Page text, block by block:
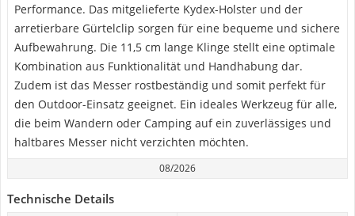
Performance. Das mitgelieferte Kydex-Holster und der
arretierbare Gürtelclip sorgen für eine bequeme und sichere
Aufbewahrung. Die 11,5 cm lange Klinge stellt eine optimale
Kombination aus Funktionalität und Handhabung dar.
Zudem ist das Messer rostbeständig und somit perfekt für
den Outdoor-Einsatz geeignet. Ein ideales Werkzeug für alle,
die beim Wandern oder Camping auf ein zuverlässiges und
haltbares Messer nicht verzichten möchten.
08/2026
Technische Details